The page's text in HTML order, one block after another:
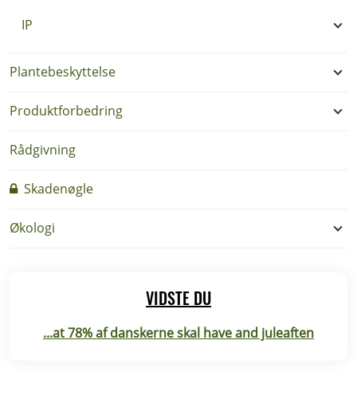
IP
Plantebeskyttelse
Produktforbedring
Rådgivning
Skadenøgle
Økologi
VIDSTE DU
...at 78% af danskerne skal have and juleaften